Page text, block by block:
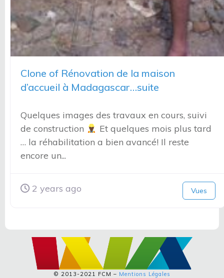
Clone of Rénovation de la maison
d’accueil à Madagascar…suite
Quelques images des travaux en cours, suivi
de construction
Et quelques mois plus tard
… la réhabilitation a bien avancé! Il reste
encore un...
2 years ago Vues
© 2013-2021 FCM – Mentions Légales